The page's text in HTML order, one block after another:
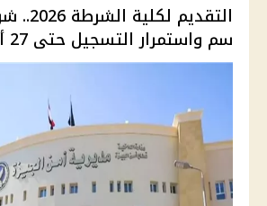
سم واستمرار التسجيل حتى 27 أغس...